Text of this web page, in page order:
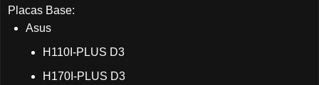
Placas Base:
Asus
H110I-PLUS D3
H170I-PLUS D3